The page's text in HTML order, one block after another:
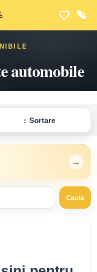
automobile
↕ Sortare
→
Cauta